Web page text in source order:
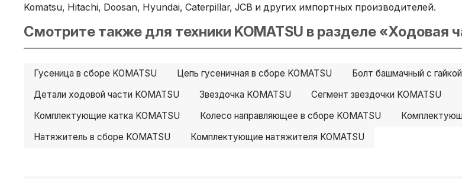
Komatsu, Hitachi, Doosan, Hyundai, Caterpillar, JCB и других импортных производителей.
Смотрите также для техники KOMATSU в разделе «Ходовая
Гусеница в сборе KOMATSU Цепь гусеничная в сборе KOMATSU Болт башмачный с
Детали ходовой части KOMATSU
Звездочка KOMATSU Сегмент звездочки KOMATSU
Комплектующие катка KOMATSU
Колесо направляющее в сборе KOMATSU
Натяжитель в сборе KOMATSU
Комплектующие натяжителя KOMATSU